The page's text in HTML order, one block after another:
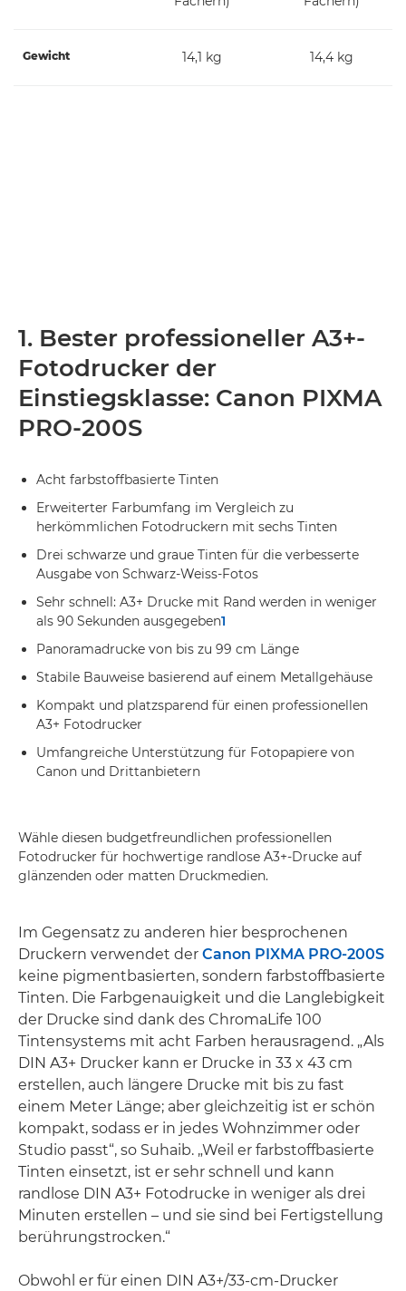
Gewicht 14,1 kg 14,4 kg
1. Bester professioneller A3+-
Fotodrucker der
Einstiegsklasse: Canon PIXMA
PRO-200S
Acht farbstoffbasierte Tinten
Erweiterter Farbumfang im Vergleich zu
herkömmlichen Fotodruckern mit sechs Tinten
Drei schwarze und graue Tinten für die verbesserte
Ausgabe von Schwarz-Weiss-Fotos
Sehr schnell: A3+ Drucke mit Rand werden in weniger
als 90 Sekunden ausgegeben1
Panoramadrucke von bis zu 99 cm Länge
Stabile Bauweise basierend auf einem Metallgehäuse
Kompakt und platzsparend für einen professionellen
A3+ Fotodrucker
Umfangreiche Unterstützung für Fotopapiere von
Canon und Drittanbietern
Wähle diesen budgetfreundlichen professionellen
Fotodrucker für hochwertige randlose A3+-Drucke auf
glänzenden oder matten Druckmedien.
Im Gegensatz zu anderen hier besprochenen
Druckern verwendet der Canon PIXMA PRO-200S
keine pigmentbasierten, sondern farbstoffbasierte
Tinten. Die Farbgenauigkeit und die Langlebigkeit
der Drucke sind dank des ChromaLife 100
Tintensystems mit acht Farben herausragend. „Als
DIN A3+ Drucker kann er Drucke in 33 x 43 cm
erstellen, auch längere Drucke mit bis zu fast
einem Meter Länge; aber gleichzeitig ist er schön
kompakt, sodass er in jedes Wohnzimmer oder
Studio passt“, so Suhaib. „Weil er farbstoffbasierte
Tinten einsetzt, ist er sehr schnell und kann
randlose DIN A3+ Fotodrucke in weniger als drei
Minuten erstellen – und sie sind bei Fertigstellung
berührungstrocken.“
Obwohl er für einen DIN A3+/33-cm-Drucker